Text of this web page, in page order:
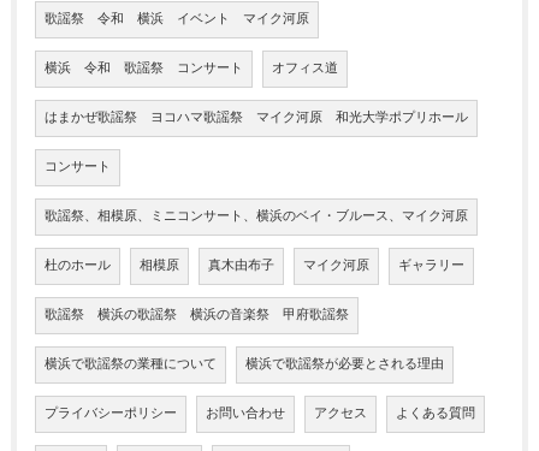
歌謡祭 令和 横浜 イベント マイク河原
横浜 令和 歌謡祭 コンサート オフィス道
はまかぜ歌謡祭 ヨコハマ歌謡祭 マイク河原 和光大学ポプリホール
コンサート
歌謡祭、相模原、ミニコンサート、横浜のベイ・ブルース、マイク河原
杜のホール 相模原 真木由布子 マイク河原 ギャラリー
歌謡祭 横浜の歌謡祭 横浜の音楽祭 甲府歌謡祭
横浜で歌謡祭の業種について 横浜で歌謡祭が必要とされる理由
プライバシーポリシー お問い合わせ アクセス よくある質問